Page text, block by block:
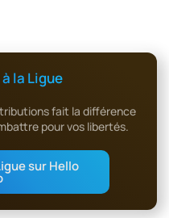
la Ligue
fait la différence
pour vos libertés.
sur Hello